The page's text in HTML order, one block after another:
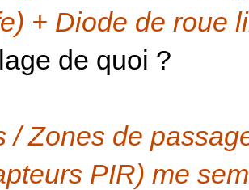
+ Diode de roue
de quoi ?
/ Zones de
PIR) me